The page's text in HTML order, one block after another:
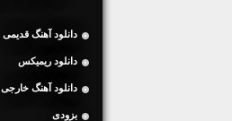
دانلود آهنگ قدیمی
دانلود ریمیکس
دانلود آهنگ خارجی
بزودی